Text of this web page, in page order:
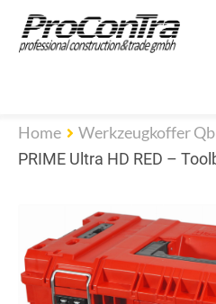
Home Werkzeugkoffer
PRIME Ultra HD RED –